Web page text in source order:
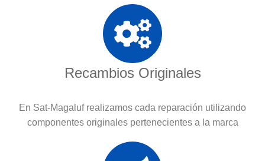
Recambios Originales
En Sat-Magaluf realizamos cada reparación utilizando
componentes originales pertenecientes a la marca